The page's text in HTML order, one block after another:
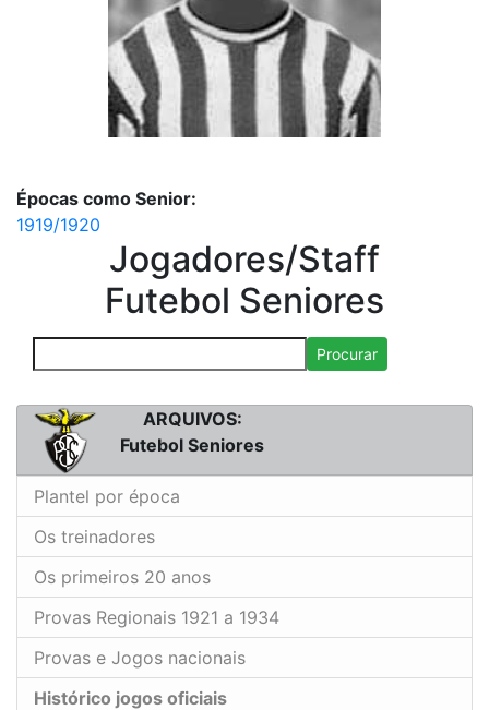
Épocas como Senior:
1919/1920
Jogadores/Staff
Futebol Seniores
Procurar
ARQUIVOS:
Futebol Seniores
Plantel por época
Os treinadores
Os primeiros 20 anos
Provas Regionais 1921 a 1934
Provas e Jogos nacionais
Histórico jogos oficiais